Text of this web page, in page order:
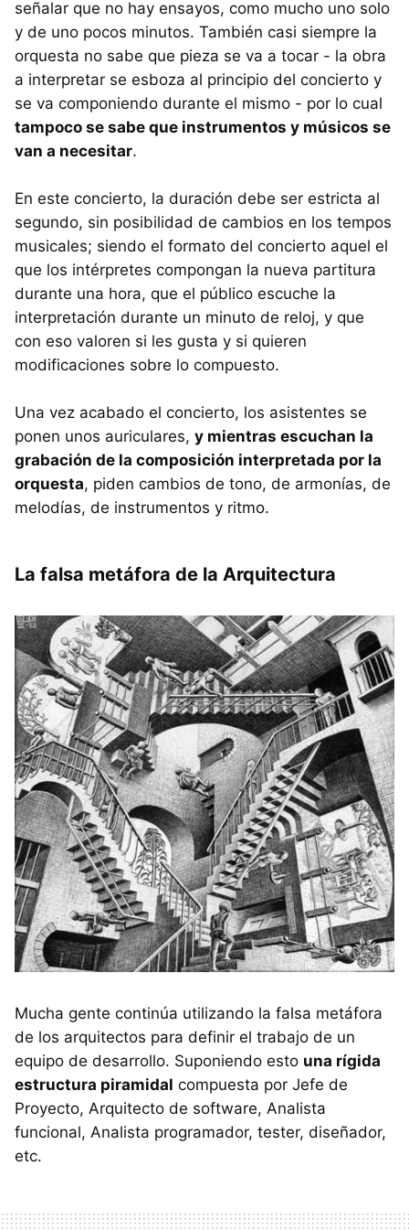
señalar que no hay ensayos, como mucho uno solo
y de uno pocos minutos. También casi siempre la
orquesta no sabe que pieza se va a tocar - la obra
a interpretar se esboza al principio del concierto y
se va componiendo durante el mismo - por lo cual
tampoco se sabe que instrumentos y músicos se
van a necesitar.
En este concierto, la duración debe ser estricta al
segundo, sin posibilidad de cambios en los tempos
musicales; siendo el formato del concierto aquel el
que los intérpretes compongan la nueva partitura
durante una hora, que el público escuche la
interpretación durante un minuto de reloj, y que
con eso valoren si les gusta y si quieren
modificaciones sobre lo compuesto.
Una vez acabado el concierto, los asistentes se
ponen unos auriculares, y mientras escuchan la
grabación de la composición interpretada por la
orquesta, piden cambios de tono, de armonías, de
melodías, de instrumentos y ritmo.
La falsa metáfora de la Arquitectura
Mucha gente continúa utilizando la falsa metáfora
de los arquitectos para definir el trabajo de un
equipo de desarrollo. Suponiendo esto una rígida
estructura piramidal compuesta por Jefe de
Proyecto, Arquitecto de software, Analista
funcional, Analista programador, tester, diseñador,
etc.